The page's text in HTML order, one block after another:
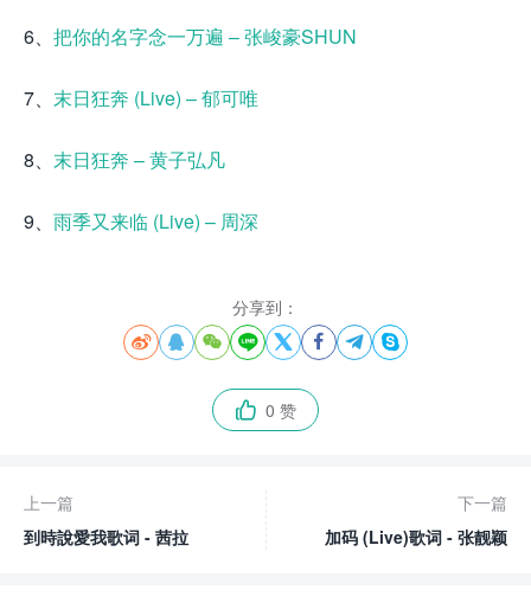
6、 把你的名字念一万遍 – 张峻豪SHUN
7、 末日狂奔 (Live) – 郁可唯
8、 末日狂奔 – 黄子弘凡
9、 雨季又来临 (Live) – 周深
分享到：
       
 0 赞
上一篇
到時說愛我歌词 - 茜拉
下一篇
加码 (Live)歌词 - 张靓颖